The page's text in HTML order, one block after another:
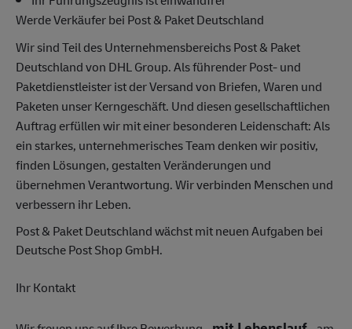
Werde Verkäufer bei Post & Paket Deutschland
Wir sind Teil des Unternehmensbereichs Post & Paket
Deutschland von DHL Group. Als führender Post- und
Paketdienstleister ist der Versand von Briefen, Waren und
Paketen unser Kerngeschäft. Und diesen gesellschaftlichen
Auftrag erfüllen wir mit einer besonderen Leidenschaft: Als
ein starkes, unternehmerisches Team denken wir positiv,
finden Lösungen, gestalten Veränderungen und
übernehmen Verantwortung. Wir verbinden Menschen und
verbessern ihr Leben.
Post & Paket Deutschland wächst mit neuen Aufgaben bei
Deutsche Post Shop GmbH.
Ihr Kontakt